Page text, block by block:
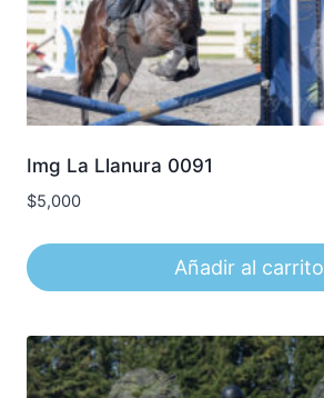
Img La Llanura 0091
$5,000
Añadir al carrito